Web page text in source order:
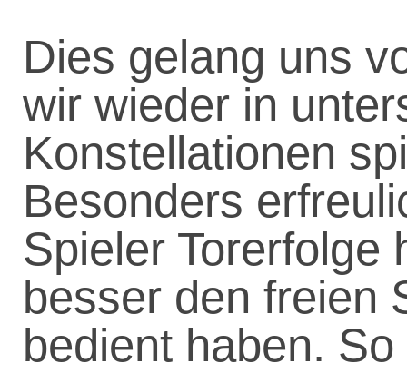
Dies gelang uns
wir wieder in
Konstellationen
Besonders
Spieler Torerfolge
besser den freien
bedient haben.